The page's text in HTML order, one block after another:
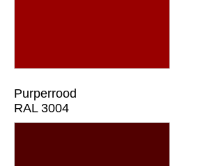
Purperrood
RAL 3004